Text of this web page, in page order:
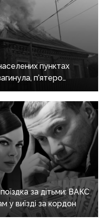
пунктах
п’ятеро
за дітьми: ВАКС
у виїзді за кордон